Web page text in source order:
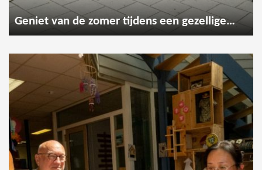
Geniet van de zomer tijdens een gezellige wandeling